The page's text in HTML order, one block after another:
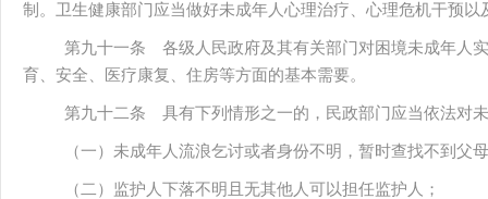
制。卫生健康部门应当做好未成年人心理治疗、心理危机干预
第九十一条 各级人民政府及其有关部门对困境未成年人
育、安全、医疗康复、住房等方面的基本需要。
第九十二条 具有下列情形之一的，民政部门应当依法对
（一）未成年人流浪乞讨或者身份不明，暂时查找不到父
（二）监护人下落不明且无其他人可以担任监护人；